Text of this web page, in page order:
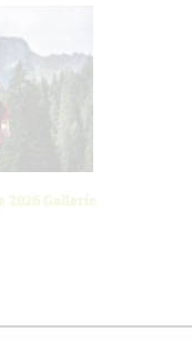
2026 Gallerie